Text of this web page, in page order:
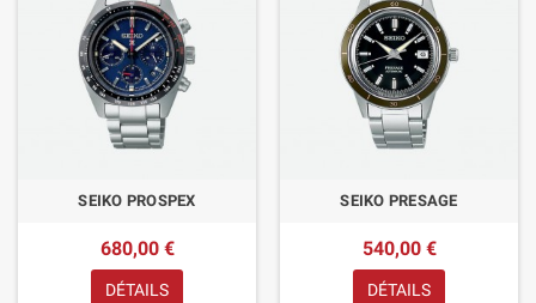
SEIKO PROSPEX
680,00 €
DÉTAILS
SEIKO PRESAGE
540,00 €
DÉTAILS